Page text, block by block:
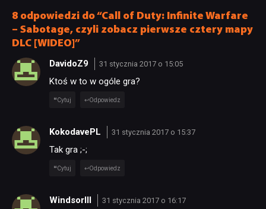
TECHNOLOGIE
DYSKUSJE
JUŻ GRALIŚMY
SKLEP
8 odpowiedzi do “Call of Duty: Infinite Warfare
– Sabotage, czyli zobacz pierwsze cztery mapy
DLC [WIDEO]”
DavidoZ9 31 stycznia 2017 o 15:05
Ktoś w to w ogóle gra?
Cytuj Odpowiedz
KokodavePL 31 stycznia 2017 o 15:37
Tak gra ;-;
Cytuj Odpowiedz
WindsorIII 31 stycznia 2017 o 16:17